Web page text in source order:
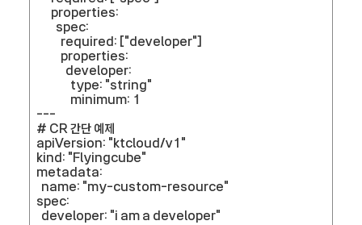
properties:
spec:
required: ["developer"]
properties:
developer:
type: "string"
minimum: 1
---
# CR 간단 예제
apiVersion: "ktcloud/v1"
kind: "Flyingcube"
metadata:
name: "my-custom-resource"
spec:
developer: "i am a developer"